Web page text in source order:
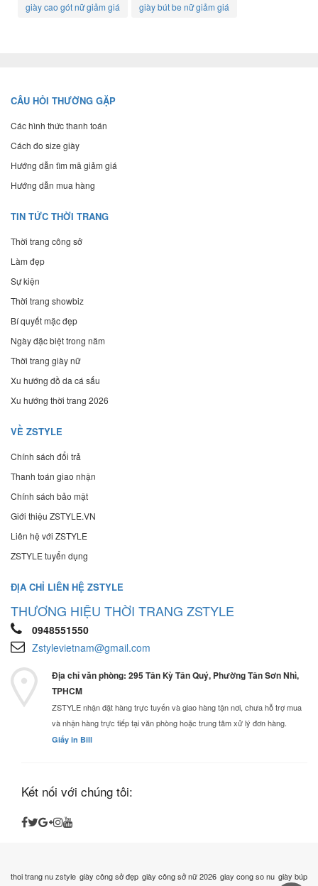
giày cao gót nữ giảm giá giày bút be nữ giảm giá
CÂU HỎI THƯỜNG GẶP
Các hình thức thanh toán
Cách đo size giày
Hướng dẫn tìm mã giảm giá
Hướng dẫn mua hàng
TIN TỨC THỜI TRANG
Thời trang công sở
Làm đẹp
Sự kiện
Thời trang showbiz
Bí quyết mặc đẹp
Ngày đặc biệt trong năm
Thời trang giày nữ
Xu hướng đồ da cá sấu
Xu hướng thời trang 2026
VỀ ZSTYLE
Chính sách đổi trả
Thanh toán giao nhận
Chính sách bảo mật
Giới thiệu ZSTYLE.VN
Liên hệ với ZSTYLE
ZSTYLE tuyển dụng
ĐỊA CHỈ LIÊN HỆ ZSTYLE
THƯƠNG HIỆU THỜI TRANG ZSTYLE
0948551550
Zstylevietnam@gmail.com
Địa chỉ văn phòng: 295 Tân Kỳ Tân Quý, Phường Tân Sơn Nhì,
TPHCM
ZSTYLE nhận đặt hàng trực tuyến và giao hàng tận nơi, chưa hỗ trợ mua
và nhận hàng trực tiếp tại văn phòng hoặc trung tâm xử lý đơn hàng.
Giấy in Bill
Kết nối với chúng tôi:
thoi trang nu zstyle giày công sở đẹp giày công sở nữ 2026 giay cong so nu giày búp